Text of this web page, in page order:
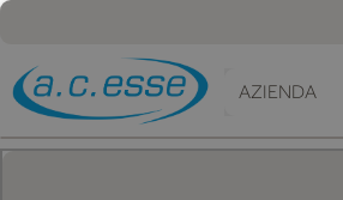
AZIENDA